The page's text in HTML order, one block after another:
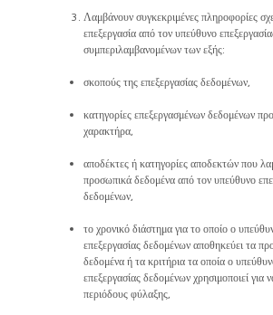
Λαμβάνουν συγκεκριμένες πληροφορίες
επεξεργασία από τον υπεύθυνο
συμπεριλαμβανομένων των εξής:
σκοπούς της επεξεργασίας δεδομένων,
κατηγορίες επεξεργασμένων δεδομένων
χαρακτήρα,
αποδέκτες ή κατηγορίες αποδεκτών που
προσωπικά δεδομένα από τον υπεύθυνο
δεδομένων,
το χρονικό διάστημα για το οποίο ο
επεξεργασίας δεδομένων αποθηκεύει τα
δεδομένα ή τα κριτήρια τα οποία ο
επεξεργασίας δεδομένων χρησιμοποιεί για
περιόδους φύλαξης,